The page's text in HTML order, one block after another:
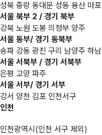
성북 중랑 동대문 성동 용산 마포
서울 북부 2 / 경기 북부
강북 노원 도봉 의정부 양주
서울 동부/ 경기 동북부
송파 강동 광진 구리 남양주 하남
서울 서북부 / 경기 서북부
은평 고양 파주
서울 서부/ 경기 서부
강서 양천 김포 인천서구
인천
인천광역시(인천 서구 제외)